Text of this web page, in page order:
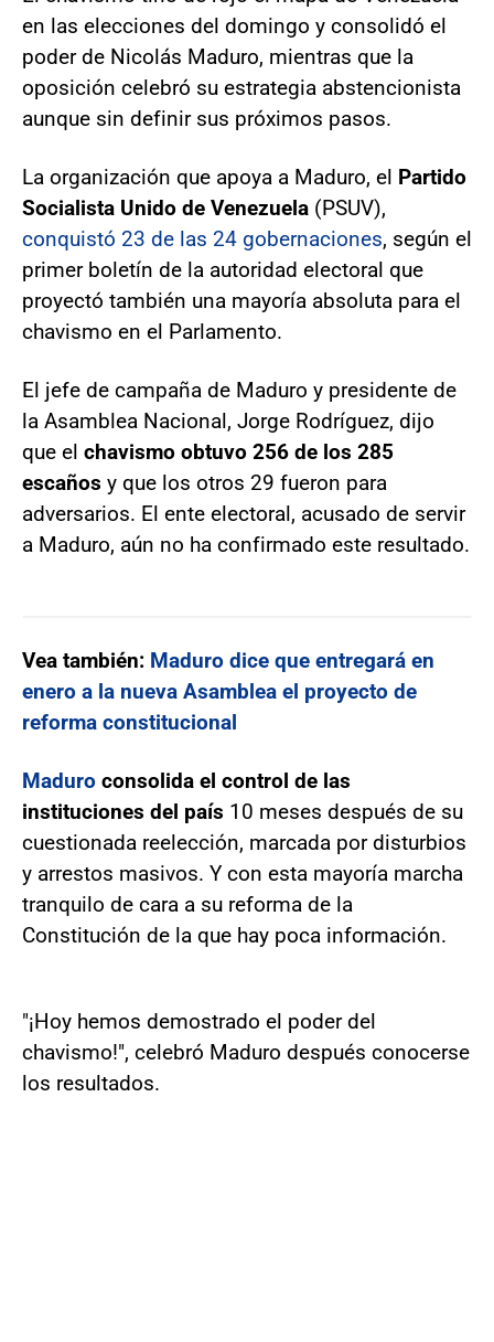
en las elecciones del domingo y consolidó el
poder de Nicolás Maduro, mientras que la
oposición celebró su estrategia abstencionista
aunque sin definir sus próximos pasos.
La organización que apoya a Maduro, el Partido
Socialista Unido de Venezuela (PSUV),
conquistó 23 de las 24 gobernaciones, según el
primer boletín de la autoridad electoral que
proyectó también una mayoría absoluta para el
chavismo en el Parlamento.
El jefe de campaña de Maduro y presidente de
la Asamblea Nacional, Jorge Rodríguez, dijo
que el chavismo obtuvo 256 de los 285
escaños y que los otros 29 fueron para
adversarios. El ente electoral, acusado de servir
a Maduro, aún no ha confirmado este resultado.
Vea también: Maduro dice que entregará en
enero a la nueva Asamblea el proyecto de
reforma constitucional
Maduro consolida el control de las
instituciones del país 10 meses después de su
cuestionada reelección, marcada por disturbios
y arrestos masivos. Y con esta mayoría marcha
tranquilo de cara a su reforma de la
Constitución de la que hay poca información.
"¡Hoy hemos demostrado el poder del
chavismo!", celebró Maduro después conocerse
los resultados.